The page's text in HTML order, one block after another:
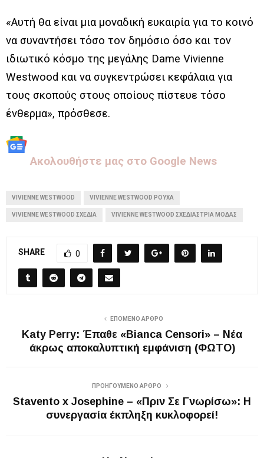
«Αυτή θα είναι μια μοναδική ευκαιρία για το κοινό
να συναντήσει τόσο τον δημόσιο όσο και τον
ιδιωτικό κόσμο της μεγάλης Dame Vivienne
Westwood και να συγκεντρώσει κεφάλαια για
τους σκοπούς στους οποίους πίστευε τόσο
ένθερμα», πρόσθεσε.
Aκολουθήστε μας στo Google News
VIVIENNE WESTWOOD VIVIENNE WESTWOOD ΡΟΎΧΑ
VIVIENNE WESTWOOD ΣΧΈΔΙΑ VIVIENNE WESTWOOD ΣΧΕΔΙΑΣΤΡΙΑ ΜΟΔΑΣ
SHARE 0
ΕΠΌΜΕΝΟ ΆΡΘΡΟ
Katy Perry: Έπαθε «Bianca Censori» – Νέα
άκρως αποκαλυπτική εμφάνιση (ΦΩΤΟ)
ΠΡΟΗΓΟΎΜΕΝΟ ΆΡΘΡΟ
Stavento x Josephine – «Πριν Σε Γνωρίσω»: Η
συνεργασία έκπληξη κυκλοφορεί!